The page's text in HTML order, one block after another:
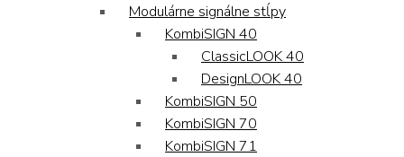
Modulárne signálne stĺpy
KombiSIGN 40
ClassicLOOK 40
DesignLOOK 40
KombiSIGN 50
KombiSIGN 70
KombiSIGN 71